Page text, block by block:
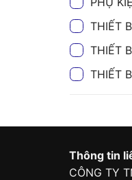
THIẾT
THIẾT
THIẾT
Thông tin
CÔNG TY